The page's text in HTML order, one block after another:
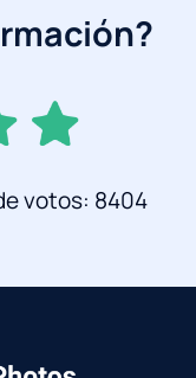
votos: 8404